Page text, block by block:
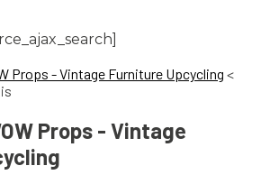
Props - Vintage Furniture Upcycling <
Props - Vintage